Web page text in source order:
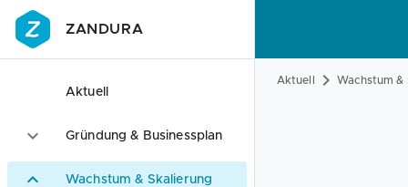
ZANDURA
Aktuell
Gründung & Businessplan
Wachstum & Skalierung
Aktuell Wachstum &